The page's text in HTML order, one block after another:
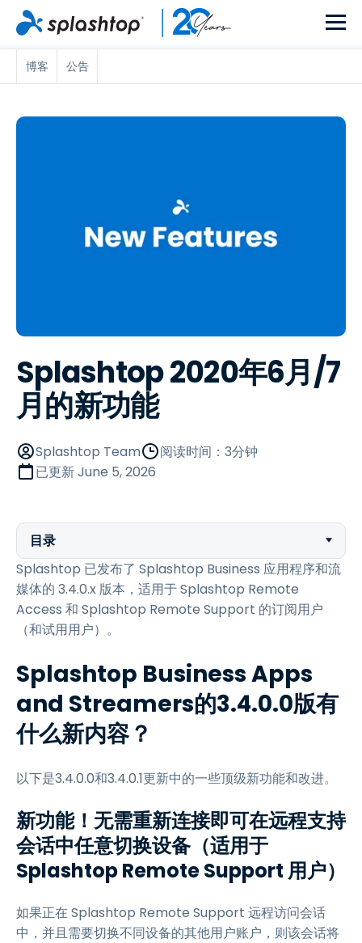
博客 公告
Splashtop 2020年6月/7
月的新功能
Splashtop Team
阅读时间：3分钟
已更新June 5, 2026
目录
Splashtop 已发布了 Splashtop Business 应用程序和流
媒体的 3.4.0.x 版本，适用于 Splashtop Remote
Access 和 Splashtop Remote Support 的订阅用户
（和试用用户）。
Splashtop Business Apps
and Streamers的3.4.0.0版有
什么新内容？
以下是3.4.0.0和3.4.0.1更新中的一些顶级新功能和改进。
新功能！无需重新连接即可在远程支持
会话中任意切换设备（适用于
Splashtop Remote Support 用户）
如果正在 Splashtop Remote Support 远程访问会话
中，并且需要切换不同设备的其他用户账户，则该会话将